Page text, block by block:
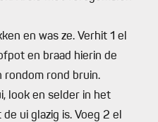
en was ze. Verhit 1 el
en braad hierin de
rondom rond bruin.
look en selder in het
ui glazig is. Voeg 2 el